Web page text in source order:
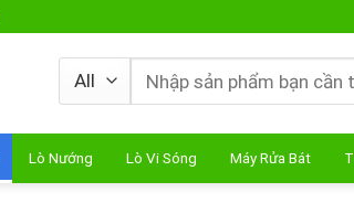
Tìm
kiếm:
Lò Nướng Lò Vi Sóng Máy Rửa Bát